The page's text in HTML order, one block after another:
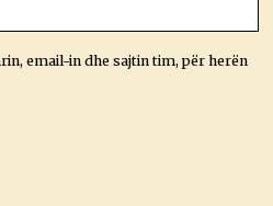
email-in dhe sajtin tim, për herën